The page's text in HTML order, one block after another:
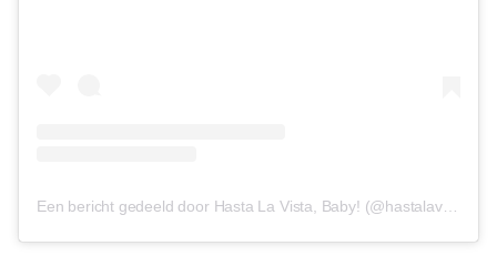
Een bericht gedeeld door Hasta La Vista, Baby! (@hastalavistababy.ams)